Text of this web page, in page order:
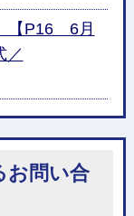
【P16 6月
／
お問い合